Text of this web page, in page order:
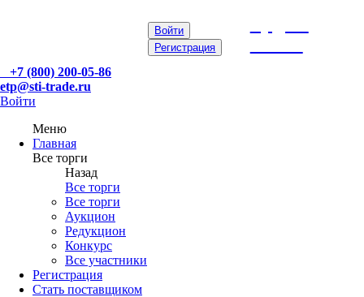
Войти
Регистрация
+7 (800) 200-05-86
etp@sti-trade.ru
Войти
Меню
Главная
Все торги
Назад
Все торги
Все торги
Аукцион
Редукцион
Конкурс
Все участники
Регистрация
Стать поставщиком